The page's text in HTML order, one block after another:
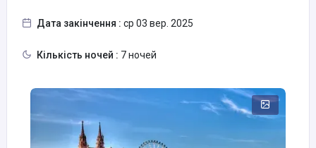
Дата закінчення : ср 03 вер. 2025
Кількість ночей : 7 ночей